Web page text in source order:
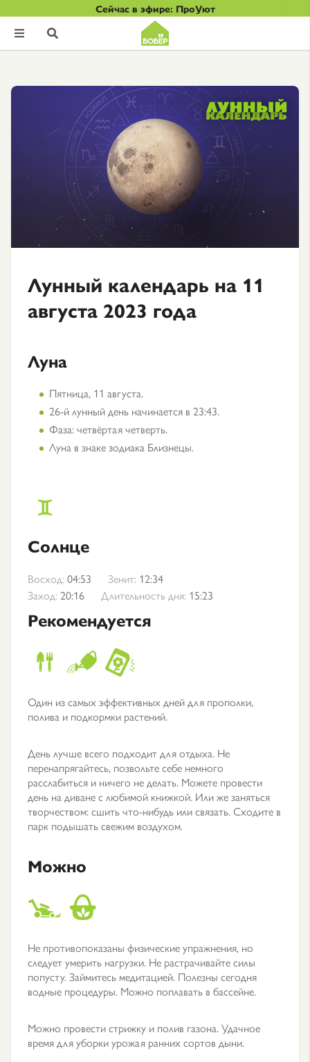
Сейчас в эфире: ПроУют
 
Лунный календарь на 11
августа 2023 года
Луна
Пятница, 11 августа.
26-й лунный день начинается в 23:43.
Фаза: четвёртая четверть.
Луна в знаке зодиака Близнецы.
Солнце
Восход: 04:53 Зенит: 12:34
Заход: 20:16 Длительность дня: 15:23
Рекомендуется
Один из самых эффективных дней для прополки,
полива и подкормки растений.
День лучше всего подходит для отдыха. Не
перенапрягайтесь, позвольте себе немного
расслабиться и ничего не делать. Можете провести
день на диване с любимой книжкой. Или же заняться
творчеством: сшить что-нибудь или связать. Сходите в
парк подышать свежим воздухом.
Можно
Не противопоказаны физические упражнения, но
следует умерить нагрузки. Не растрачивайте силы
попусту. Займитесь медитацией. Полезны сегодня
водные процедуры. Можно поплавать в бассейне.
Можно провести стрижку и полив газона. Удачное
время для уборки урожая ранних сортов дыни.